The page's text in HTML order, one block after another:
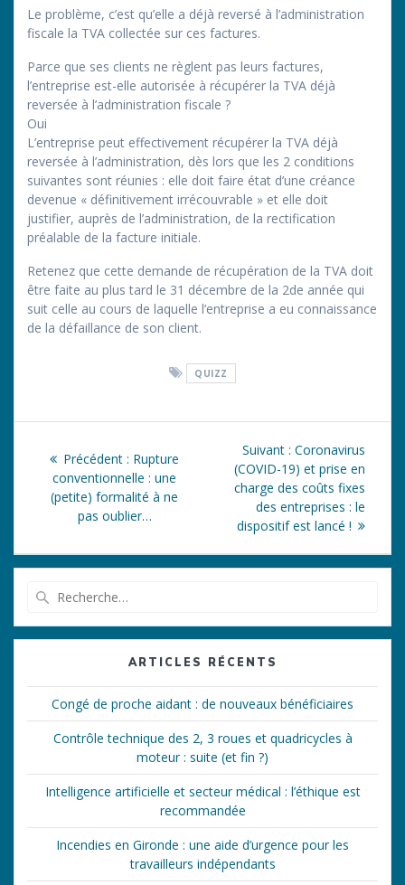
Le problème, c’est qu’elle a déjà reversé à l’administration
fiscale la TVA collectée sur ces factures.
Parce que ses clients ne règlent pas leurs factures,
l’entreprise est-elle autorisée à récupérer la TVA déjà
reversée à l’administration fiscale ?
Oui
L’entreprise peut effectivement récupérer la TVA déjà
reversée à l’administration, dès lors que les 2 conditions
suivantes sont réunies : elle doit faire état d’une créance
devenue « définitivement irrécouvrable » et elle doit
justifier, auprès de l’administration, de la rectification
préalable de la facture initiale.
Retenez que cette demande de récupération de la TVA doit
être faite au plus tard le 31 décembre de la 2de année qui
suit celle au cours de laquelle l’entreprise a eu connaissance
de la défaillance de son client.
QUIZZ
l’article
Précédent : Article
précédent
:
Rupture
conventionnelle : une
(petite) formalité à ne
pas oublier…
Suivant : Article
suivant
:
Coronavirus
(COVID-19) et prise en
charge des coûts fixes
des entreprises : le
dispositif est lancé !
:
ARTICLES RÉCENTS
Congé de proche aidant : de nouveaux bénéficiaires
Contrôle technique des 2, 3 roues et quadricycles à
moteur : suite (et fin ?)
Intelligence artificielle et secteur médical : l’éthique est
recommandée
Incendies en Gironde : une aide d’urgence pour les
travailleurs indépendants